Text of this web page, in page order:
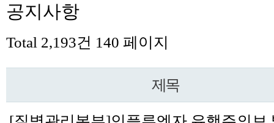
공지사항
Total 2,193건 140 페이지
제목